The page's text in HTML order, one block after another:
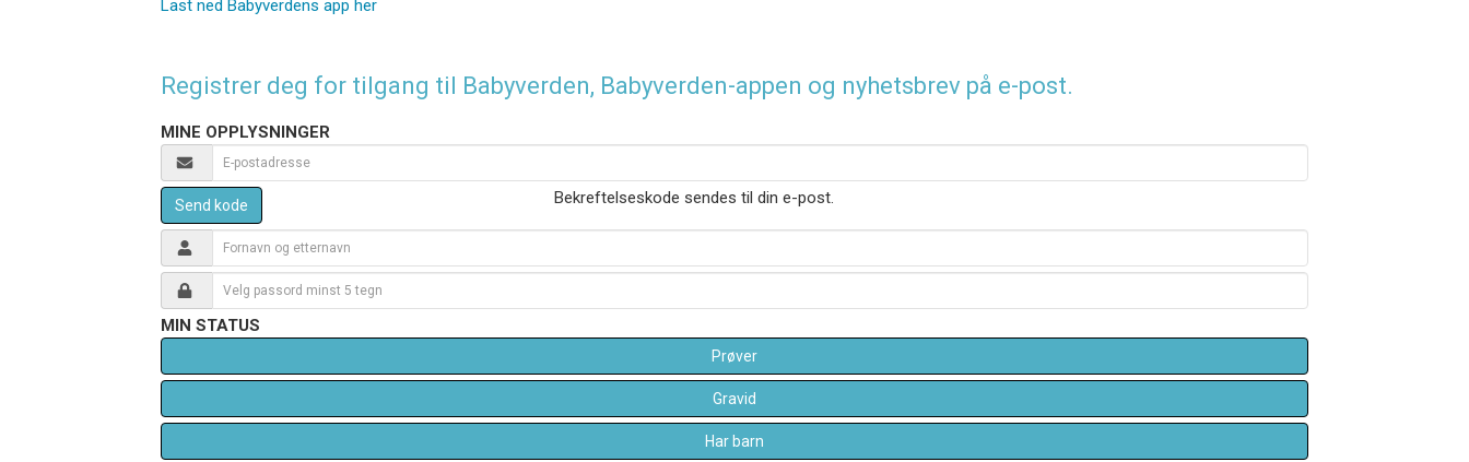
Last ned Babyverdens app her
Registrer deg for tilgang til Babyverden, Babyverden-appen og nyhetsbrev på e-post.
MINE OPPLYSNINGER
Send kode Bekreftelseskode sendes til din e-post.
MIN STATUS
Prøver
Gravid
Har barn